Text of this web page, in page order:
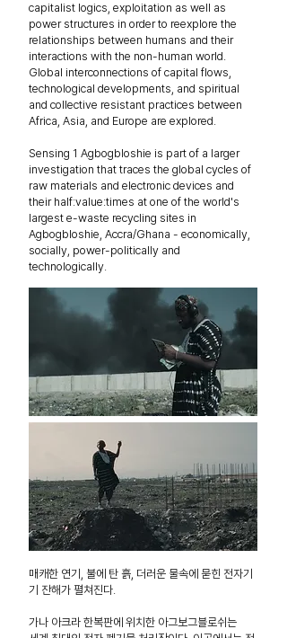
capitalist logics, exploitation as well as
power structures in order to reexplore the
relationships between humans and their
interactions with the non-human world.
Global interconnections of capital flows,
technological developments, and spiritual
and collective resistant practices between
Africa, Asia, and Europe are explored.
Sensing 1 Agbogbloshie is part of a larger
investigation that traces the global cycles of
raw materials and electronic devices and
their half:value:times at one of the world's
largest e-waste recycling sites in
Agbogbloshie, Accra/Ghana - economically,
socially, power-politically and
technologically.
매캐한 연기, 불에 탄 흙, 더러운 물속에 묻힌 전자기
기 잔해가 펼쳐진다.
가나 아크라 한복판에 위치한 아그보그블로쉬는